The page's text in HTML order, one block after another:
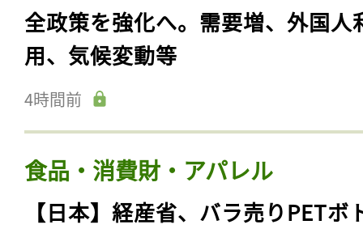
全政策を強化へ。需要増、外国人
用、気候変動等
4時間前
食品・消費財・アパレル
【日本】経産省、バラ売りPETボ